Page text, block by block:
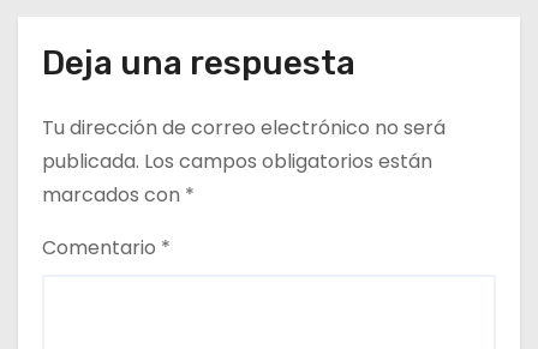
t
r
a
Deja una respuesta
Tu dirección de correo electrónico no será
publicada. Los campos obligatorios están
marcados con *
Comentario *